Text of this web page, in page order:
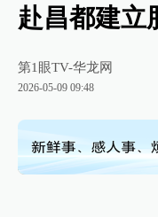
赴昌都建立
第1眼TV-华龙网
2026-05-09 09:48